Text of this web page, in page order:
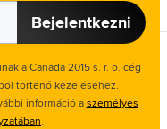
Bejelentkezni
a Canada 2015 s. r. o. cég
történő kezeléséhez.
információ aszemélyes
.